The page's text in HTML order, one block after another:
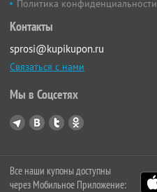
Политика конфиденциальности
Контакты
sprosi@kupikupon.ru
Связаться с нами
Мы в Соцсетях
Все наши купоны доступны
через Мобильное Приложение: